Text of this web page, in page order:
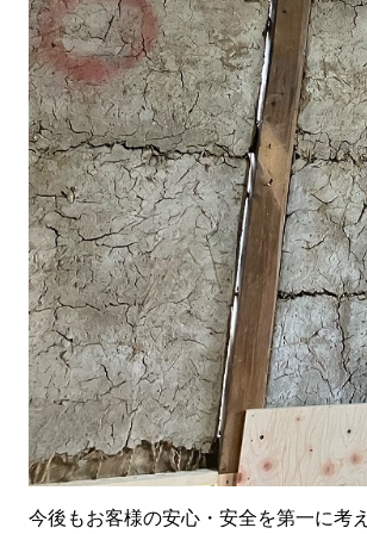
今後もお客様の安心・安全を第一に考